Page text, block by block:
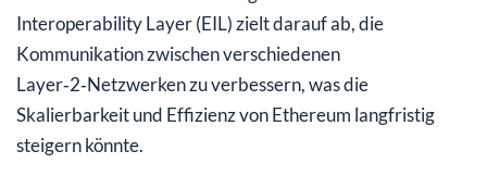
Interoperability Layer (EIL) zielt darauf ab, die
Kommunikation zwischen verschiedenen
Layer‑2‑Netzwerken zu verbessern, was die
Skalierbarkeit und Effizienz von Ethereum langfristig
steigern könnte.